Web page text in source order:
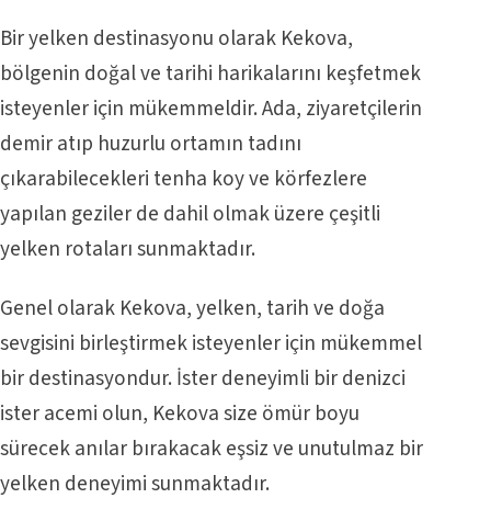
Bir yelken destinasyonu olarak Kekova,
bölgenin doğal ve tarihi harikalarını keşfetmek
isteyenler için mükemmeldir. Ada, ziyaretçilerin
demir atıp huzurlu ortamın tadını
çıkarabilecekleri tenha koy ve körfezlere
yapılan geziler de dahil olmak üzere çeşitli
yelken rotaları sunmaktadır.
Genel olarak Kekova, yelken, tarih ve doğa
sevgisini birleştirmek isteyenler için mükemmel
bir destinasyondur. İster deneyimli bir denizci
ister acemi olun, Kekova size ömür boyu
sürecek anılar bırakacak eşsiz ve unutulmaz bir
yelken deneyimi sunmaktadır.